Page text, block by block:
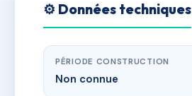
⚙️ Données techniques
PÉRIODE CONSTRUCTION
Non connue